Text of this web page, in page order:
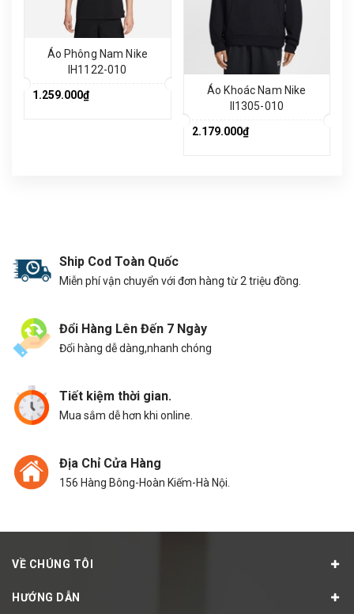
Áo Phông Nam Nike
IH1122-010
1.259.000₫
Áo Khoác Nam Nike
II1305-010
2.179.000₫
Ship Cod Toàn Quốc
Miễn phí vận chuyển với đơn hàng từ 2 triệu đồng.
Đổi Hàng Lên Đến 7 Ngày
Đổi hàng dễ dàng,nhanh chóng
Tiết kiệm thời gian.
Mua sắm dễ hơn khi online.
Địa Chỉ Cửa Hàng
156 Hàng Bông-Hoàn Kiếm-Hà Nội.
VỀ CHÚNG TÔI
HƯỚNG DẪN